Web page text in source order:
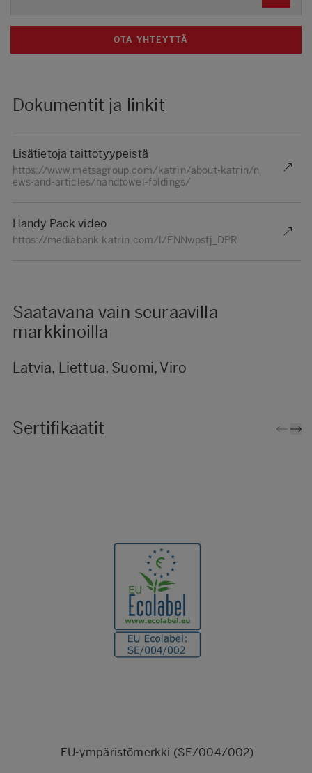
OTA YHTEYTTÄ
Dokumentit ja linkit
Lisätietoja taittotyypeistä
https://www.metsagroup.com/katrin/about-katrin/n
ews-and-articles/handtowel-foldings/
Handy Pack video
https://mediabank.katrin.com/l/FNNwpsfj_DPR
Saatavana vain seuraavilla
markkinoilla
Latvia, Liettua, Suomi, Viro
Sertifikaatit
EU-ympäristömerkki (SE/004/002)